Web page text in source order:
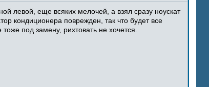
левой, еще всяких мелочей, а взял сразу ноускат
кондиционера поврежден, так что будет все
под замену, рихтовать не хочется.